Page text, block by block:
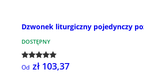
Dzwonek liturgiczny pojedynczy
DOSTĘPNY
Od zł 103,37